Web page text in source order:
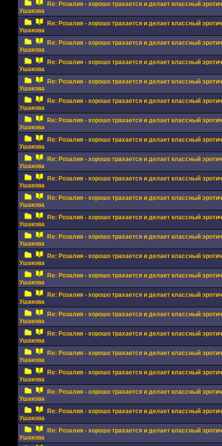
Re: Розалия - хорошо трахается и делает классный
Ушакова
Re: Розалия - хорошо трахается и делает классный
Ушакова
Re: Розалия - хорошо трахается и делает классный
Ушакова
Re: Розалия - хорошо трахается и делает классный
Ушакова
Re: Розалия - хорошо трахается и делает классный
Ушакова
Re: Розалия - хорошо трахается и делает классный
Ушакова
Re: Розалия - хорошо трахается и делает классный
Ушакова
Re: Розалия - хорошо трахается и делает классный
Ушакова
Re: Розалия - хорошо трахается и делает классный
Ушакова
Re: Розалия - хорошо трахается и делает классный
Ушакова
Re: Розалия - хорошо трахается и делает классный
Ушакова
Re: Розалия - хорошо трахается и делает классный
Ушакова
Re: Розалия - хорошо трахается и делает классный
Ушакова
Re: Розалия - хорошо трахается и делает классный
Ушакова
Re: Розалия - хорошо трахается и делает классный
Ушакова
Re: Розалия - хорошо трахается и делает классный
Ушакова
Re: Розалия - хорошо трахается и делает классный
Ушакова
Re: Розалия - хорошо трахается и делает классный
Ушакова
Re: Розалия - хорошо трахается и делает классный
Ушакова
Re: Розалия - хорошо трахается и делает классный
Ушакова
Re: Розалия - хорошо трахается и делает классный
Ушакова
Re: Розалия - хорошо трахается и делает классный
Ушакова
Re: Розалия - хорошо трахается и делает классный
Ушакова